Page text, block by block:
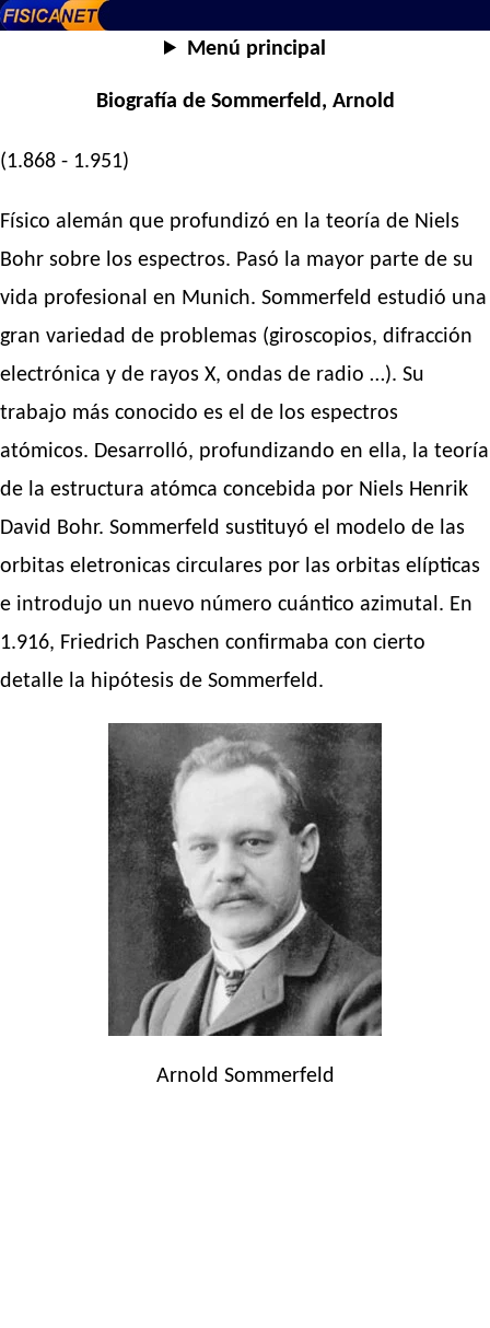
Menú principal
Biografía de Sommerfeld, Arnold
(1.868 - 1.951)
Físico alemán que profundizó en la teoría de Niels
Bohr sobre los espectros. Pasó la mayor parte de su
vida profesional en Munich. Sommerfeld estudió una
gran variedad de problemas (giroscopios, difracción
electrónica y de rayos X, ondas de radio …). Su
trabajo más conocido es el de los espectros
atómicos. Desarrolló, profundizando en ella, la teoría
de la estructura atómca concebida por Niels Henrik
David Bohr. Sommerfeld sustituyó el modelo de las
orbitas eletronicas circulares por las orbitas elípticas
e introdujo un nuevo número cuántico azimutal. En
1.916, Friedrich Paschen confirmaba con cierto
detalle la hipótesis de Sommerfeld.
Arnold Sommerfeld